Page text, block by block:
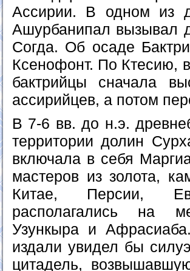
Ассирии. В одном из
Ашурбанипал вызывал
Согда. Об осаде
Ксенофонт. По Ктесию,
бактрийцы сначала
ассирийцев, а потом
В 7-6 вв. до н.э.
территории долин
включала в себя
мастеров из золота,
Китае, Персии,
располагались на
Узункыра и
издали увидел бы
цитадель,